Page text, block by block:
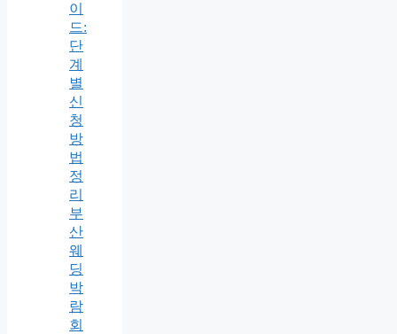
이
드:
단
계
별
신
청
방
법
정
리
부
산
웨
딩
박
람
회